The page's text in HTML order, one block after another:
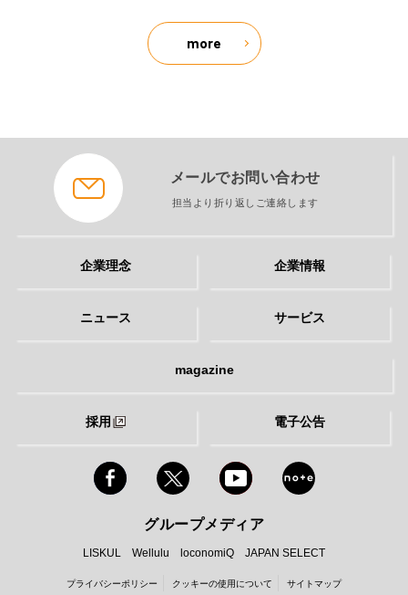
more
メールでお問い合わせ
担当より折り返しご連絡します
企業理念 企業情報
ニュース サービス
magazine
採用 電子公告
グループメディア
LISKUL Wellulu loconomiQ JAPAN SELECT
プライバシーポリシー クッキーの使用について サイトマップ